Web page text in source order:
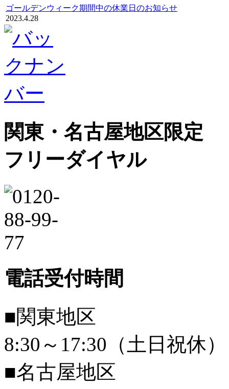
ゴールデンウィーク期間中の休業日のお知らせ
2023.4.28
関東・名古屋地区限定
フリーダイヤル
電話受付時間
■関東地区
8:30～17:30（土日祝休）
■名古屋地区